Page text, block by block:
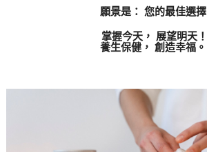
願景是： 您的最佳選擇
掌握今天， 展望明天！
養生保健， 創造幸福。